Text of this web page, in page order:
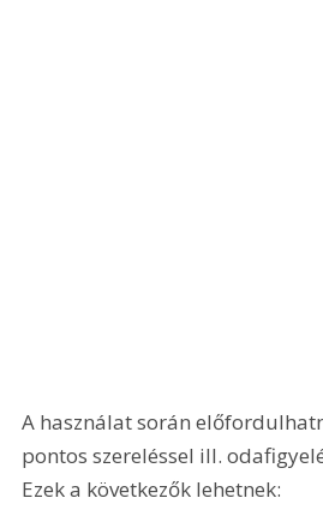
A használat során
pontos szereléssel ill.
Ezek a következők lehetnek: